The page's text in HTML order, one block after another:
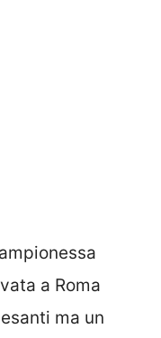
a Roma
ma un